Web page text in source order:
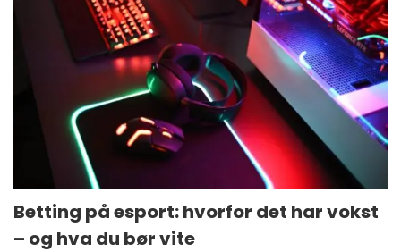
Betting på esport: hvorfor det har vokst
– og hva du bør vite